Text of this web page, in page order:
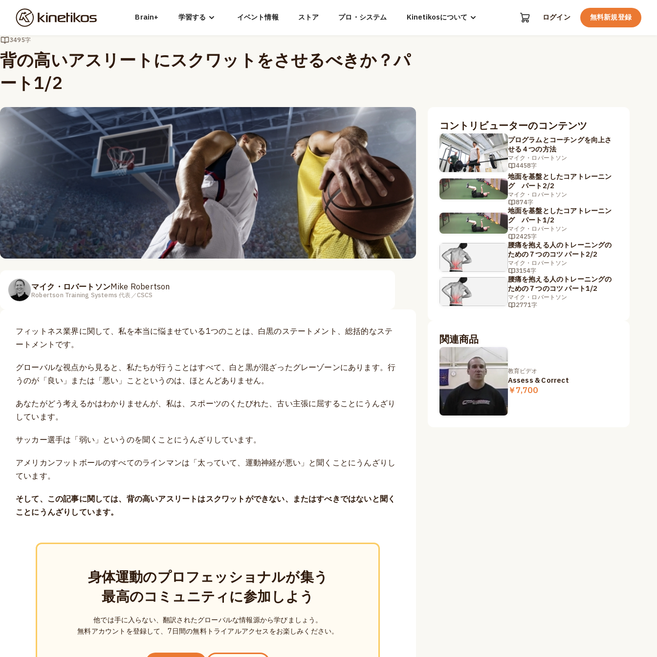
Brain+ 学習する イベント情報 ストア プロ・システム Kinetikosについて ログイン 無料新規登録
3495字
背の高いアスリートにスクワットをさせるべきか？パ
ート1/2
マイク・ロバートソンMike Robertson
Robertson Training Systems 代表／CSCS
フィットネス業界に関して、私を本当に悩ませている1つのことは、白黒のステートメント、総括的なステ
ートメントです。
グローバルな視点から見ると、私たちが行うことはすべて、白と黒が混ざったグレーゾーンにあります。行
うのが「良い」または「悪い」ことというのは、ほとんどありません。
あなたがどう考えるかはわかりませんが、私は、スポーツのくたびれた、古い主張に屈することにうんざり
しています。
サッカー選手は「弱い」というのを聞くことにうんざりしています。
アメリカンフットボールのすべてのラインマンは「太っていて、運動神経が悪い」と聞くことにうんざりし
ています。
そして、この記事に関しては、背の高いアスリートはスクワットができない、またはすべきではないと聞く
ことにうんざりしています。
身体運動のプロフェッショナルが集う
最高のコミュニティに参加しよう
他では手に入らない、翻訳されたグローバルな情報源から学びましょう。
無料アカウントを登録して、7日間の無料トライアルアクセスをお楽しみください。
コントリビューターのコンテンツ
プログラムとコーチングを向上さ
せる４つの方法
マイク・ロバートソン
4458字
地面を基盤としたコアトレーニン
グ パート2/2
マイク・ロバートソン
874字
地面を基盤としたコアトレーニン
グ パート1/2
マイク・ロバートソン
2425字
腰痛を抱える人のトレーニングの
ための７つのコツ パート2/2
マイク・ロバートソン
3154字
腰痛を抱える人のトレーニングの
ための７つのコツ パート1/2
マイク・ロバートソン
2771字
関連商品
教育ビデオ
Assess & Correct
￥7,700